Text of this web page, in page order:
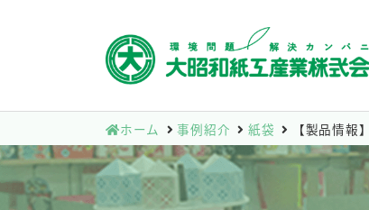
ホーム 事例紹介 紙袋 【製品情